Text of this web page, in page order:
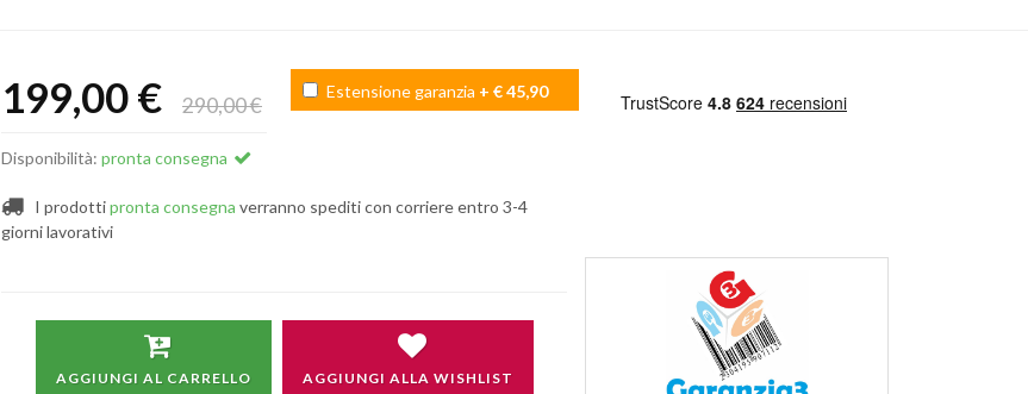
199,00 € 290,00 €
Disponibilità: pronta consegna
Estensione garanzia + € 45,90
I prodottipronta consegna verranno spediti con corriere entro 3-4
giorni lavorativi
AGGIUNGI AL CARRELLO AGGIUNGI ALLA WISHLIST